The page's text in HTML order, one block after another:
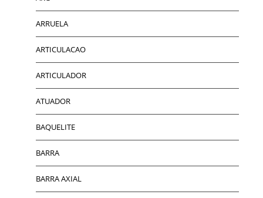
ARRUELA
ARTICULACAO
ARTICULADOR
ATUADOR
BAQUELITE
BARRA
BARRA AXIAL